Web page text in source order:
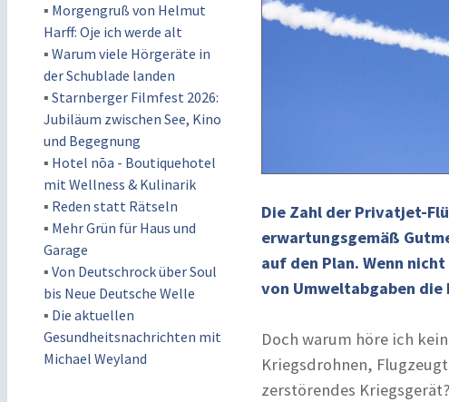
▪ Morgengruß von Helmut
Harff: Oje ich werde alt
▪ Warum viele Hörgeräte in
der Schublade landen
▪ Starnberger Filmfest 2026:
Jubiläum zwischen See, Kino
und Begegnung
▪ Hotel nōa - Boutiquehotel
mit Wellness & Kulinarik
▪ Reden statt Rätseln
▪ Mehr Grün für Haus und
Garage
▪ Von Deutschrock über Soul
bis Neue Deutsche Welle
▪ Die aktuellen
Gesundheitsnachrichten mit
Michael Weyland
Die Zahl der Privatjet-
erwartungsgemäß
auf den Plan. Wenn
von Umweltabgaben die
Doch warum höre ich
Kriegsdrohnen,
zerstörendes